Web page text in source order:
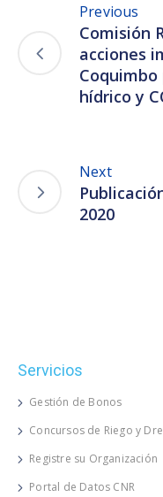
Previous
Comisión
acciones
hídrico y
Next
2020
Servicios
Gestión de Bonos
Concursos de Riego y
Registre su Organización
Portal de Datos CNR